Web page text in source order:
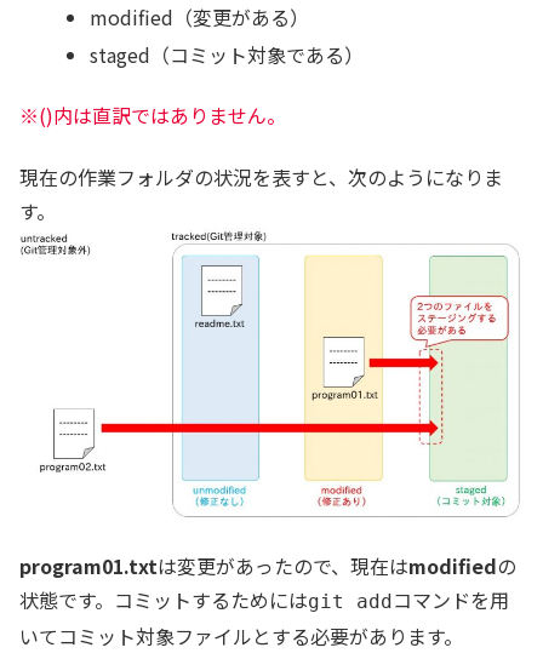
modified（変更がある）
staged（コミット対象である）
※()内は直訳ではありません。
現在の作業フォルダの状況を表すと、次のようになりま
す。
program01.txtは変更があったので、現在はmodifiedの
状態です。コミットするためにはgit addコマンドを用
いてコミット対象ファイルとする必要があります。